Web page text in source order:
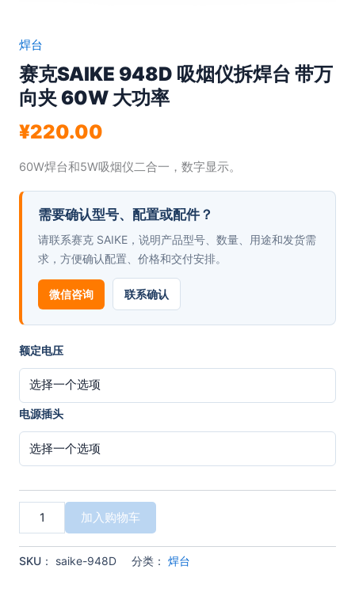
焊台
赛克SAIKE 948D 吸烟仪拆焊台 带万
向夹 60W 大功率
¥220.00
60W焊台和5W吸烟仪二合一，数字显示。
需要确认型号、配置或配件？
请联系赛克 SAIKE，说明产品型号、数量、用途和发货需
求，方便确认配置、价格和交付安排。
微信咨询 联系确认
额定电压
电源插头
948D
加入购物车
SKU： saike-948D 分类： 焊台